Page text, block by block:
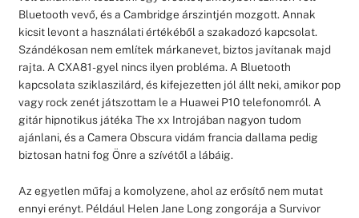
Bluetooth vevő, és a Cambridge árszintjén mozgott. Annak
kicsit levont a használati értékéből a szakadozó kapcsolat.
Szándékosan nem említek márkanevet, biztos javítanak majd
rajta. A CXA81-gyel nincs ilyen probléma. A Bluetooth
kapcsolata sziklaszilárd, és kifejezetten jól állt neki, amikor pop
vagy rock zenét játszottam le a Huawei P10 telefonomról. A
gitár hipnotikus játéka The xx Introjában nagyon tudom
ajánlani, és a Camera Obscura vidám francia dallama pedig
biztosan hatni fog Önre a szívétől a lábáig.
Az egyetlen műfaj a komolyzene, ahol az erősítő nem mutat
ennyi erényt. Például Helen Jane Long zongorája a Survivor